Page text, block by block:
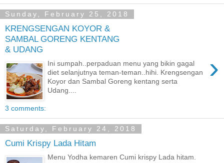
Sunday, February 25, 2018
KRENGSENGAN KOYOR &
SAMBAL GORENG KENTANG
& UDANG
›
Ini sumpah..perpaduan menu yang bikin gagal
diet selanjutnya teman-teman..hihi. Krengsengan
Koyor dan Sambal Goreng kentang serta
Udang....
3 comments:
Saturday, February 24, 2018
Cumi Krispy Lada Hitam
Menu Yodha kemaren Cumi krispy Lada hitam.